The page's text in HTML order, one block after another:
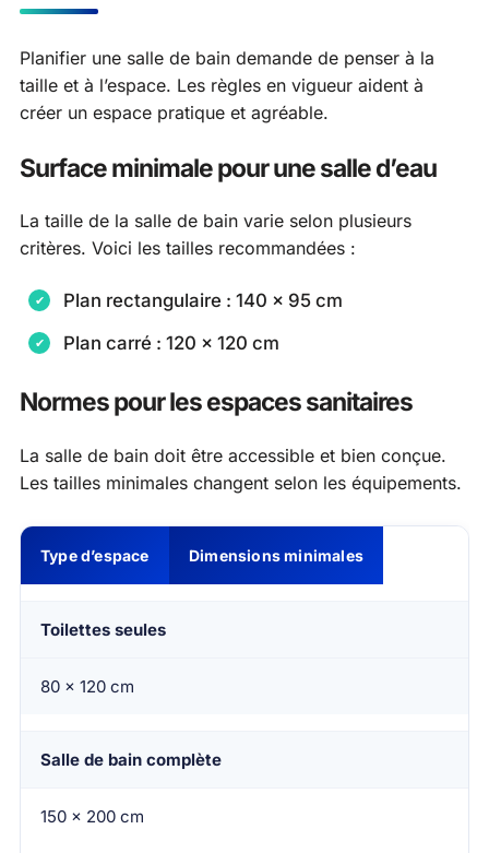
Planifier une salle de bain demande de penser à la
taille et à l’espace. Les règles en vigueur aident à
créer un espace pratique et agréable.
Surface minimale pour une salle d’eau
La taille de la salle de bain varie selon plusieurs
critères. Voici les tailles recommandées :
Plan rectangulaire : 140 x 95 cm
Plan carré : 120 x 120 cm
Normes pour les espaces sanitaires
La salle de bain doit être accessible et bien conçue.
Les tailles minimales changent selon les équipements.
Type d’espace Dimensions minimales
Toilettes seules
80 x 120 cm
Salle de bain complète
150 x 200 cm